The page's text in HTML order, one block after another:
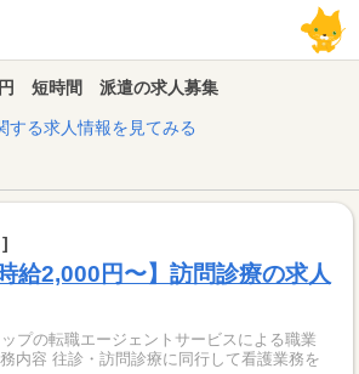
短時間 派遣の求人募集
する求人情報を見てみる
給2,000円〜】訪問診療の求人
プの転職エージェントサービスによる職業
内容 往診・訪問診療に同行して看護業務を